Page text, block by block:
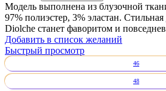
Модель выполнена из блузочной
97% полиэстер, 3% эластан. Стильная
Diolche станет фаворитом и
Добавить в список желаний
Быстрый просмотр
46
48